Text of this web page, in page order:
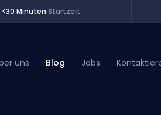
<30 Minuten Startzeit
uns Blog Jobs